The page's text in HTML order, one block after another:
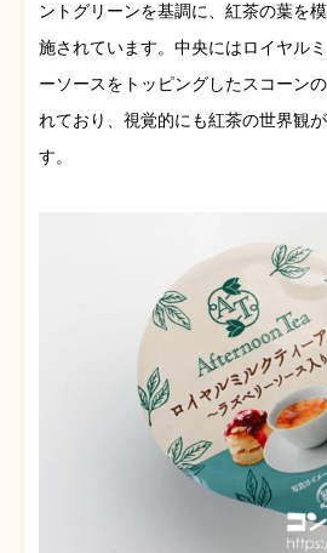
ントグリーンを基調に、紅茶の葉を
施されています。中央にはロイヤル
ーソースをトッピングしたスコーン
れており、視覚的にも紅茶の世界観
す。